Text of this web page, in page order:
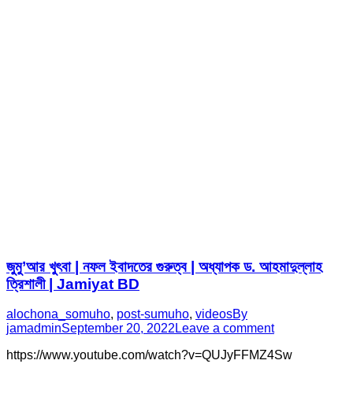
জুমু’আর খুৎবা | নফল ইবাদতের গুরুত্ব | অধ্যাপক ড. আহমাদুল্লাহ
ত্রিশালী | Jamiyat BD
alochona_somuho, post-sumuho, videosBy
jamadminSeptember 20, 2022 Leave a comment
https://www.youtube.com/watch?v=QUJyFFMZ4Sw